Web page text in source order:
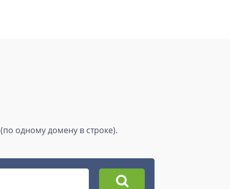
одному домену в строке).